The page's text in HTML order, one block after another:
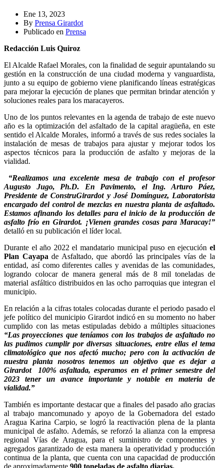
Ene 13, 2023
By Prensa Girardot
Publicado en Prensa
Redacción Luis Quiroz
El Alcalde Rafael Morales, con la finalidad de seguir apuntalando su
gestión en la construcción de una ciudad moderna y vanguardista,
junto a su equipo de gobierno viene planificando líneas estratégicas
para mejorar la ejecución de planes que permitan brindar atención y
soluciones reales para los maracayeros.
Uno de los puntos relevantes en la agenda de trabajo de este nuevo
año es la optimización del asfaltado de la capital aragüeña, en este
sentido el Alcalde Morales, informó a través de sus redes sociales la
instalación de mesas de trabajos para ajustar y mejorar todos los
aspectos técnicos para la producción de asfalto y mejoras de la
vialidad.
“Realizamos una excelente mesa de trabajo con el profesor
Augusto Jugo, Ph.D. En Pavimento, el Ing. Arturo Páez,
Presidente de ConstruGirardot y José Domínguez, Laboratorista
encargado del control de mezclas en nuestra planta de asfaltado.
Estamos afinando los detalles para el inicio de la producción de
asfalto frío en Girardot. ¡Vienen grandes cosas para Maracay!”
detalló en su publicación el líder local.
Durante el año 2022 el mandatario municipal puso en ejecución el
Plan Cayapa de Asfaltado, que abordó las principales vías de la
entidad, así como diferentes calles y avenidas de las comunidades,
logrando colocar de manera general más de 8 mil toneladas de
material asfáltico distribuidos en las ocho parroquias que integran el
municipio.
En relación a la cifras totales colocadas durante el periodo pasado el
jefe político del municipio Girardot indicó en su momento no haber
cumplido con las metas estipuladas debido a múltiples situaciones
“Las proyecciones que teníamos con los trabajos de asfaltado no
las pudimos cumplir por diversas situaciones, entre ellas el tema
climatológico que nos afectó mucho; pero con la activación de
nuestra planta nosotros tenemos un objetivo que es dejar a
Girardot 100% asfaltada, esperamos en el primer semestre del
2023 tener un avance importante y notable en materia de
vialidad.”
También es importante destacar que a finales del pasado año gracias
al trabajo mancomunado y apoyo de la Gobernadora del estado
Aragua Karina Carpio, se logró la reactivación plena de la planta
municipal de asfalto. Además, se reforzó la alianza con la empresa
regional Vías de Aragua, para el suministro de componentes y
agregados garantizado de esta manera la operatividad y producción
continua de la planta, que cuenta con una capacidad de producción
de aproximadamente 900 toneladas de asfalto diarias.